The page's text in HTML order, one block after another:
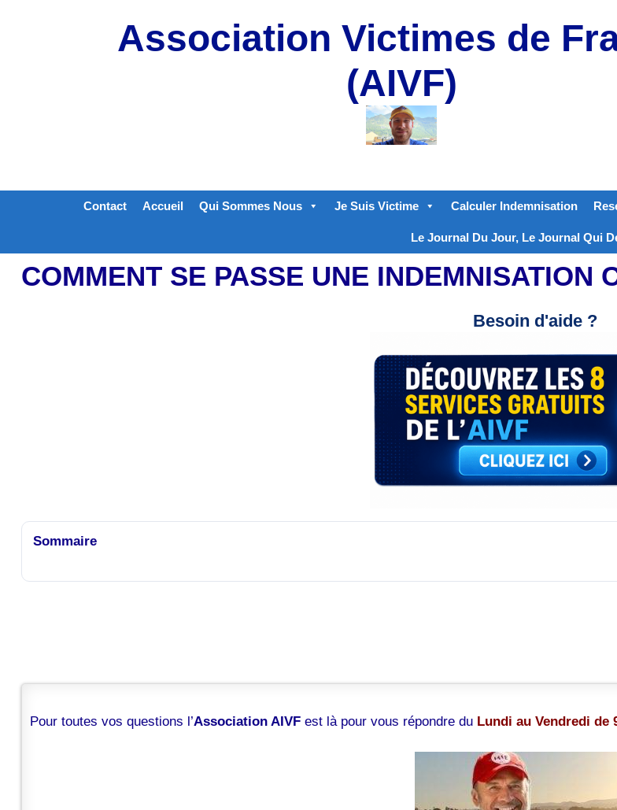
Association Victimes de
(AIVF)
Contact Accueil Qui Sommes Nous Je Suis Victime Calculer Indemnisation
Le Journal Du Jour, Le Journal Qui
COMMENT SE PASSE UNE INDEMNISATION
Besoin d'aide ?
Sommaire
Pour toutes vos questions l’Association AIVF est là pour vous répondre du Lundi au Vendredi de